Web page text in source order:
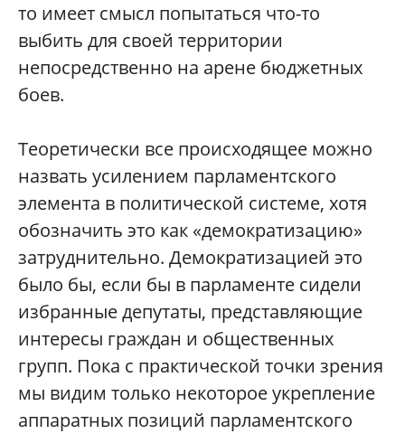
то имеет смысл попытаться что-то
выбить для своей территории
непосредственно на арене бюджетных
боев.
Теоретически все происходящее можно
назвать усилением парламентского
элемента в политической системе, хотя
обозначить это как «демократизацию»
затруднительно. Демократизацией это
было бы, если бы в парламенте сидели
избранные депутаты, представляющие
интересы граждан и общественных
групп. Пока с практической точки зрения
мы видим только некоторое укрепление
аппаратных позиций парламентского